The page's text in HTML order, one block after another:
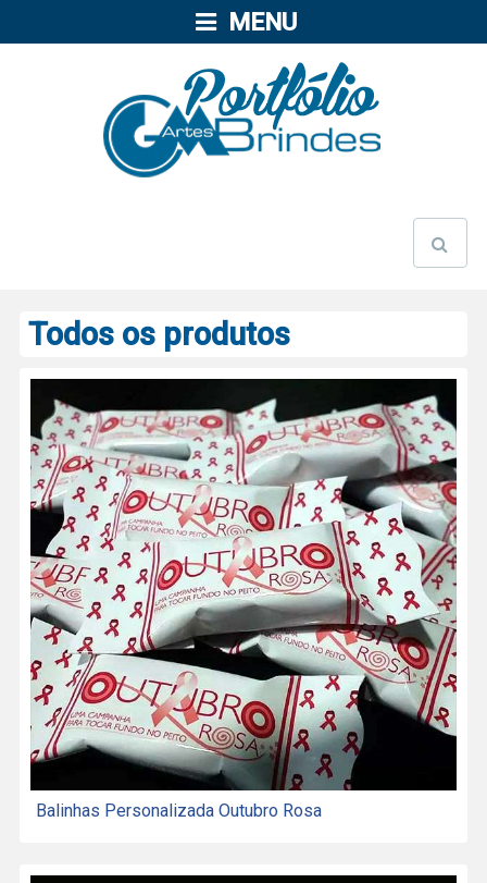
MENU
Todos os produtos
Balinhas Personalizada Outubro Rosa